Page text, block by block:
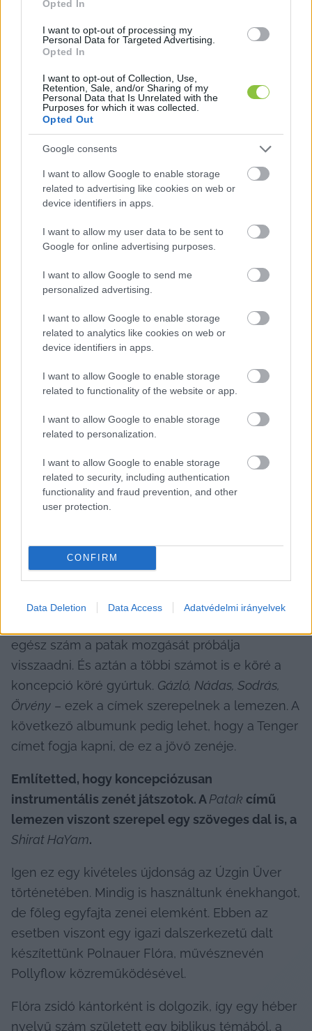
Opted In
I want to opt-out of processing my
Personal Data for Targeted Advertising.
Opted In
I want to opt-out of Collection, Use,
Retention, Sale, and/or Sharing of my
Personal Data that Is Unrelated with the
Purposes for which it was collected.
Opted Out
Google consents
I want to allow Google to enable storage
related to advertising like cookies on web or
device identifiers in apps.
I want to allow my user data to be sent to
Google for online advertising purposes.
I want to allow Google to send me
personalized advertising.
I want to allow Google to enable storage
related to analytics like cookies on web or
device identifiers in apps.
I want to allow Google to enable storage
related to functionality of the website or app.
I want to allow Google to enable storage
related to personalization.
I want to allow Google to enable storage
related to security, including authentication
functionality and fraud prevention, and other
user protection.
CONFIRM
Data Deletion Data Access Adatvédelmi irányelvek
Hogyan definiálnád a népzenékhez fűződő
Soha nem játszottunk autentikus népzenét, sem
népzenei feldolgozásokat. Mi csak átszűrjük
magunkon a népzenei hatásokat, ebből a
kapcsolatból születnek a saját dallamok. Erre is
van persze ellenpélda, hiszen a legutóbbi
lemezünkön felbukkan egy magyar népdal, a
Még azt mondják
nem illik… dallamával játszottunk.
Mi volt a Patak című lemezetek koncepciója? A
címekből egy vízivilág körvonalazódik.
Instrumentális zenekar lévén nálunk a címadás
mindig kicsit áttételesebb, sokszor kényszer is,
hiszen nevet kell adni a gyereknek. A
Patak
esetében azonban hamarabb született meg a
cím, és így a koncepció is, mint maga a lemez.
egy negyedórát kaptam, hogy adjak címet neki.
Valahogyan beugrott a
perces szám ennek megfelelően egy hosszú
folyás, lassú csörgedezés, beindulnak a
egész szám a patak mozgását próbálja
visszaadni. És aztán a többi számot is e köré a
koncepció köré gyúrtuk. Gázló, Nádas, Sodrás,
Örvény – ezek a címek szerepelnek a lemezen. A
következő albumunk pedig lehet, hogy a Tenger
címet fogja kapni, de ez a jövő zenéje.
Említetted, hogy koncepciózusan
instrumentális zenét játszotok. A Patak című
Shirat HaYam.
Igen ez egy kivételes újdonság az Úzgin Űver
történetében. Mindig is használtunk énekhangot,
de főleg egyfajta zenei elemként. Ebben az
esetben viszont egy igazi dalszerkezetű dalt
készítettünk Polnauer Flóra, művésznevén
Pollyflow közreműködésével.
Flóra zsidó kántorként is dolgozik, így egy héber
nyelvű szám született egy biblikus témából, a